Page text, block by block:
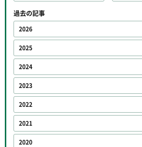
過去の記事
2026
2025
2024
2023
2022
2021
2020